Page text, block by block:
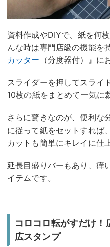
資料作成やDIYで、紙を何
んな時は専門店級の機能を
カッター （分度器付）』に
スライダーを押してスライ
10枚の紙をまとめて一気に
さらに驚きなのが、便利な
に従って紙をセットすれば
カットも簡単にキレイに仕
延長目盛りバーもあり、痒
イテムです。
コロコロ転がすだけ
広スタンプ